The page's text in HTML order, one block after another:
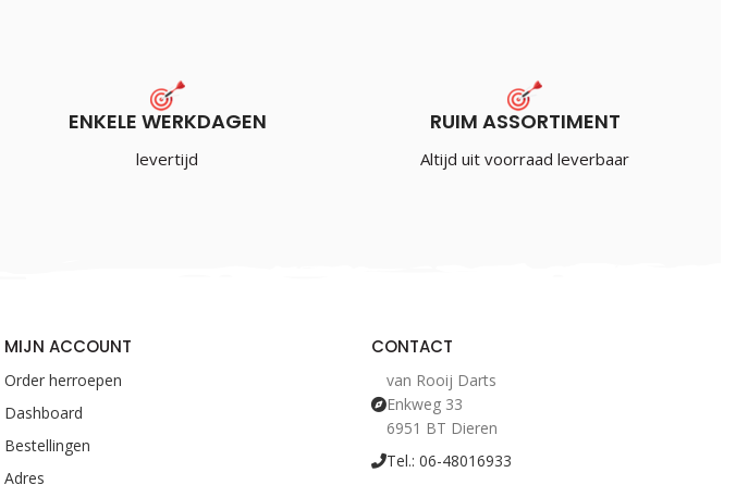
ENKELE WERKDAGEN
levertijd
RUIM ASSORTIMENT
Altijd uit voorraad leverbaar
MIJN ACCOUNT
Order herroepen
Dashboard
Bestellingen
Adres
CONTACT
van Rooij Darts
Enkweg 33
6951 BT Dieren
Tel.: 06-48016933